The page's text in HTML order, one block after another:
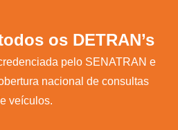
os DETRAN’s
pelo SENATRAN e
nacional de consultas
veículos.